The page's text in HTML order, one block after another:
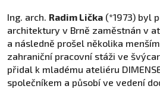
Ing. arch. Radim Lička (*1973) byl
architektury v Brně zaměstnán v
a následně prošel několika
zahraniční pracovní stáži ve
přidal k mladému ateliéru
společníkem a působí ve vedení